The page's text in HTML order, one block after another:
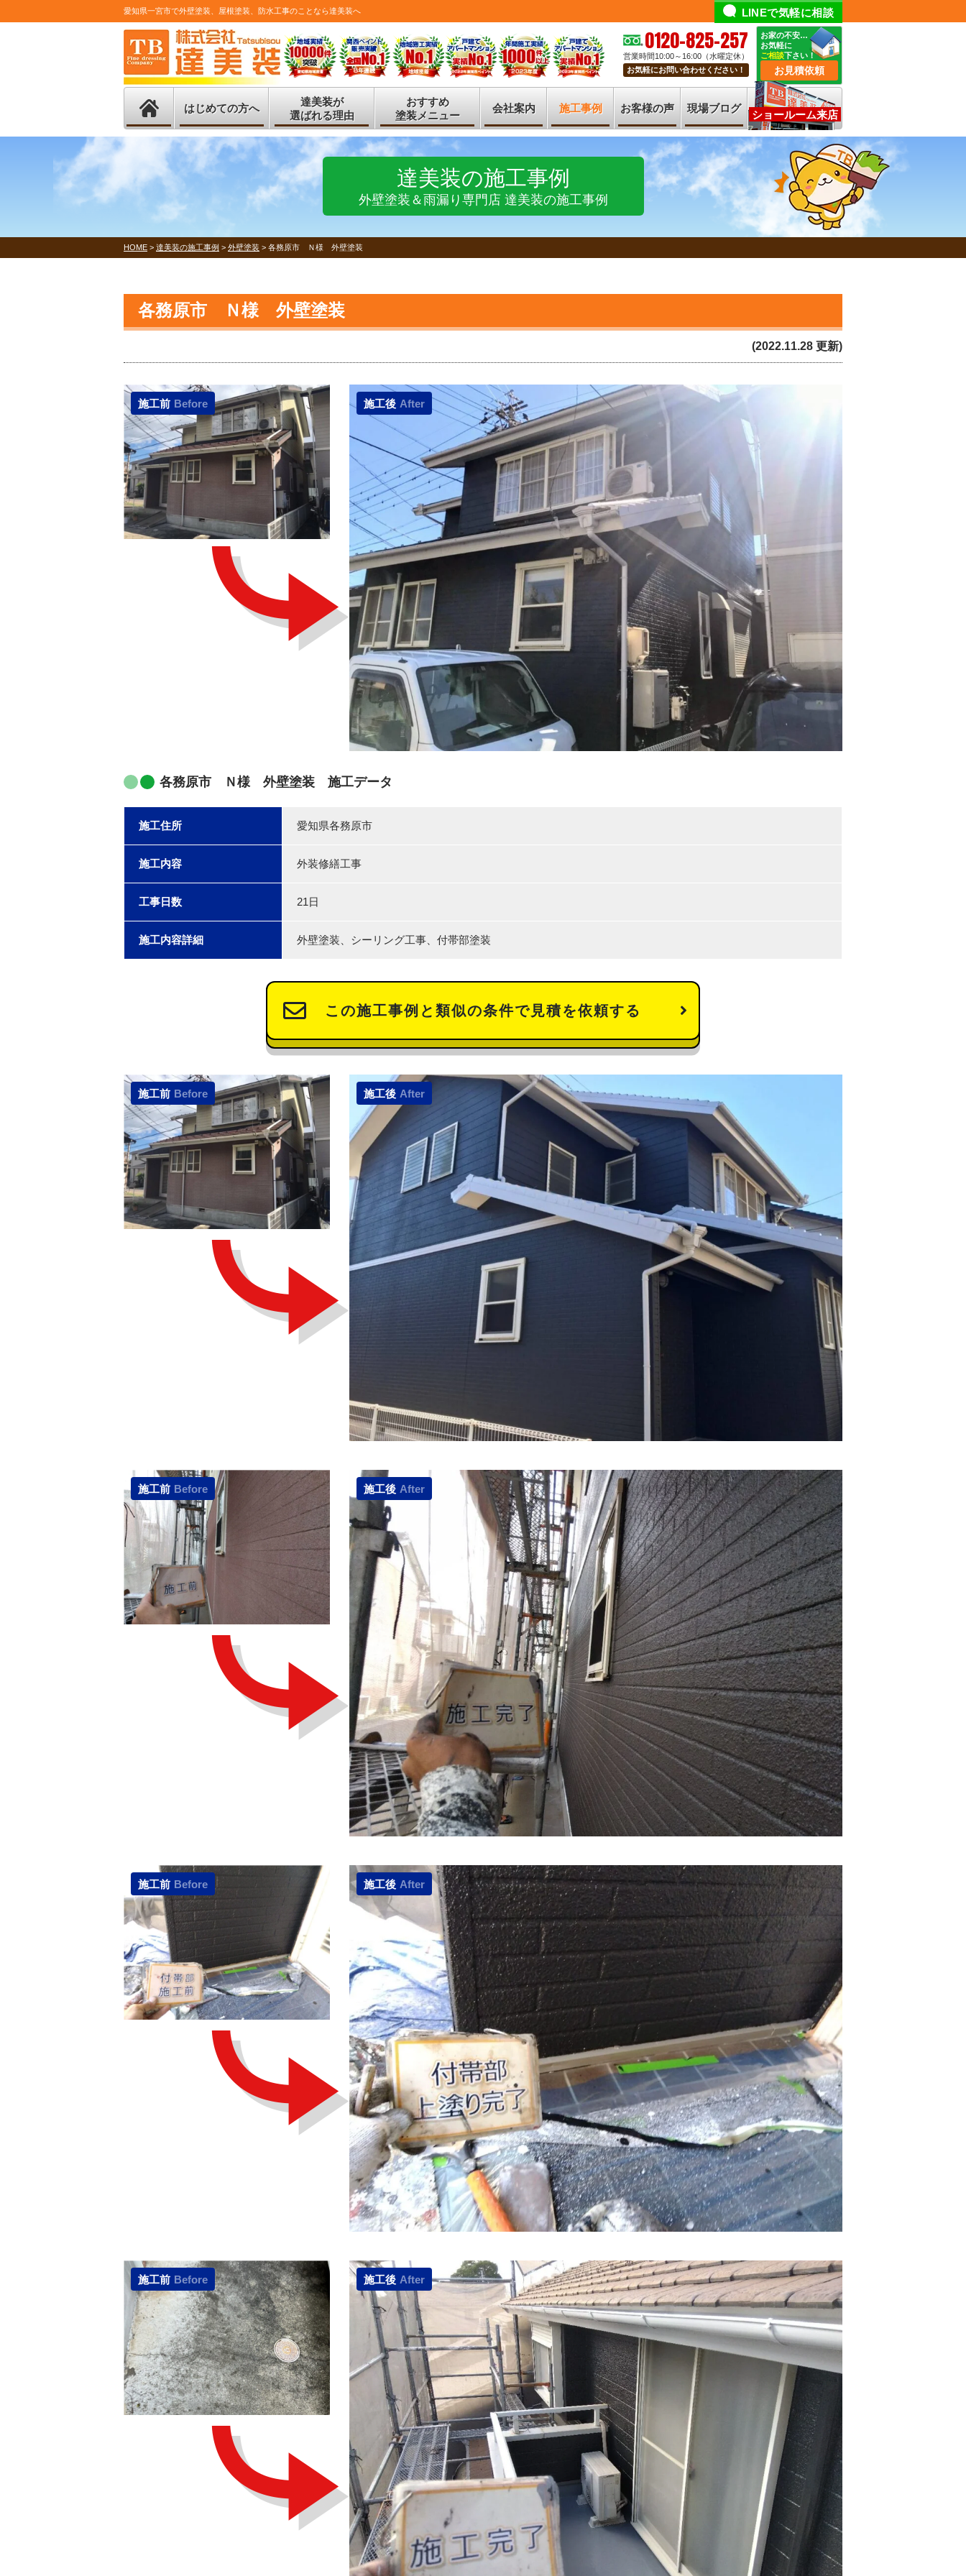
愛知県一宮市で外壁塗装、屋根塗装、防水工事のことなら達美装へ LINEで気軽に相談
0120-825-257
営業時間10:00～16:00（水曜定休）
お気軽にお問い合わせください！
お家の不安…
お気軽に
ご相談下さい！
お見積依頼
はじめての方へ
達美装が
選ばれる理由
おすすめ
塗装メニュー
会社案内 施工事例 お客様の声 現場ブログ
ショールーム来店
達美装の施工事例
外壁塗装＆雨漏り専門店 達美装の施工事例
HOME > 達美装の施工事例 > 外壁塗装 > 各務原市 Ｎ様 外壁塗装
各務原市 Ｎ様 外壁塗装
(2022.11.28 更新)
施工後 After
施工前 Before
各務原市 Ｎ様 外壁塗装 施工データ
施工住所 愛知県各務原市
施工内容 外装修繕工事
工事日数 21日
施工内容詳細 外壁塗装、シーリング工事、付帯部塗装
この施工事例と類似の条件で見積を依頼する
施工前 Before 施工後 After
施工前 Before 施工後 After
施工前 Before 施工後 After
施工前 Before 施工後 After